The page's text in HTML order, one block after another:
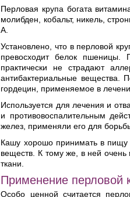
Перловая крупа богата
молибден, кобальт, никель,
А.
Установлено, что в перловой
превосходит белок пшеницы.
практически не страдают
антибактериальные вещества.
гордецин, применяемое в
Используется для лечения и
и противовоспалительным
желез, применяли его для
Кашу хорошо принимать в пищу
веществ. К тому же, в ней очень
ткани.
Применение перловой
Особо ценной считается